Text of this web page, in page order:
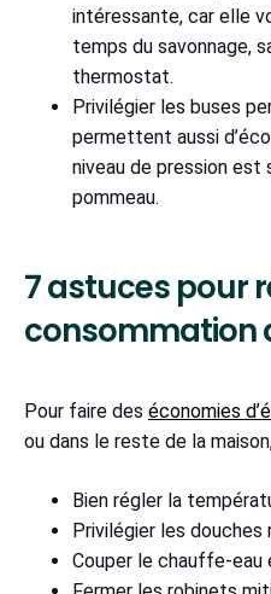
intéressante, car elle
temps du savonnage,
thermostat.
Privilégier les buses
permettent aussi
niveau de pression
pommeau.
7 astuces pour
consommation
Pour faire des économies
ou dans le reste de la
Bien régler la
Privilégier les douches
Couper le chauffe-eau